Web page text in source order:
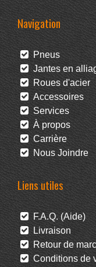
Navigation
Pneus
Jantes en
Roues d'acier
Accessoires
Services
À propos
Carrière
Nous Joindre
Liens utiles
F.A.Q. (Aide)
Livraison
Retour de
Conditions de